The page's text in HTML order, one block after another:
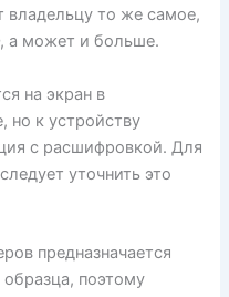
то же самое,
а может и больше.
на экран в
но к устройству
с расшифровкой. Для
уточнить это
предназначается
поэтому